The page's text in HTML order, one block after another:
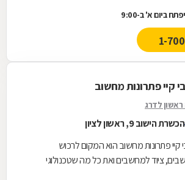
ביום א' ב-9:00
קיי פתרונות מחשוב
ראשון לדרג
הכשרת הישוב 9, ראשון לציון
קיי פתרונות מחשוב הוא המקום לרכוש
ציוד למחשבים ואת כל מה שטכנולוגי